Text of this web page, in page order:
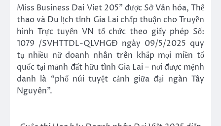
Miss Business Dai Viet 205” được Sở Văn hóa, Thể
thao và Du lịch tỉnh Gia Lai chấp thuận cho Truyền
hình Trực tuyến VN tổ chức theo giấy phép Số:
1079 /SVHTTDL-QLVHGĐ ngày 09/5/2025 quy
tụ nhiều nữ doanh nhân trên khắp mọi miền tổ
quốc tại mảnh đất hữu tình Gia Lai – nơi được mệnh
danh là “phố núi tuyệt cảnh giữa đại ngàn Tây
Nguyên”.